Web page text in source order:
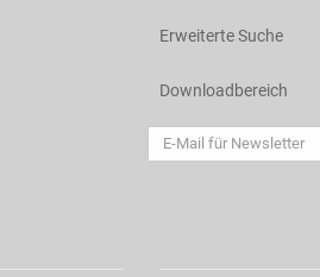
Erweiterte Suche
Downloadbereich